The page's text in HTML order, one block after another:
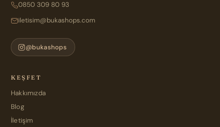
0850 309 80 93
iletisim@bukashops.com
@bukashops
KEŞFET
Hakkımızda
Blog
İletişim